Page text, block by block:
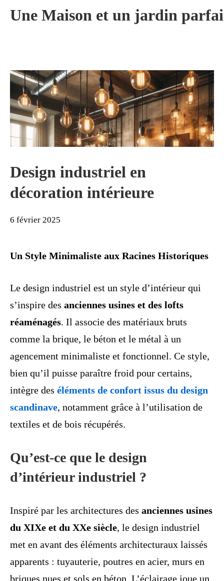
AllerUne Maison et un jardin
Design industriel en
décoration intérieure
6 février 2025
Un Style Minimaliste aux Racines Historiques
Le design industriel est un style d’intérieur qui
s’inspire des anciennes usines et des lofts
réaménagés. Il associe des matériaux bruts
comme la brique, le béton et le métal à un
agencement minimaliste et fonctionnel. Ce style,
bien qu’il puisse paraître froid pour certains,
intègre des éléments de confort issus du design
scandinave, notamment grâce à l’utilisation de
textiles et de bois récupérés.
Qu’est-ce que le design
d’intérieur industriel ?
Inspiré par les architectures des anciennes usines
du XIXe et du XXe siècle, le design industriel
met en avant des éléments architecturaux laissés
apparents : tuyauterie, poutres en acier, murs en
briques nues et sols en béton. L’éclairage joue un